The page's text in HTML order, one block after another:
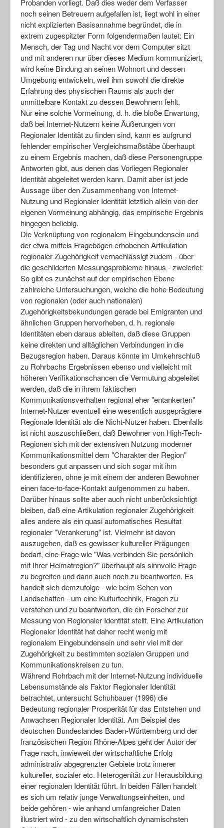
Probanden vorliegt. Daß dies weder dem Verfasser
noch seinen Betreuern aufgefallen ist, liegt wohl in einer
nicht explizierten Basisannahme begründet, die in
extrem zugespitzter Form folgendermaßen lautet: Ein
Mensch, der Tag und Nacht vor dem Computer sitzt
und mit anderen nur über dieses Medium kommuniziert,
wird keine Bindung an seinen Wohnort und dessen
Umgebung entwickeln, weil ihm sowohl die direkte
Erfahrung des physischen Raums als auch der
unmittelbare Kontakt zu dessen Bewohnern fehlt.
Nur eine solche Vormeinung, d. h. die bloße Erwartung,
daß bei Internet-Nutzern keine Äußerungen von
Regionaler Identität zu finden sind, kann es aufgrund
fehlender empirischer Vergleichsmaßstäbe überhaupt
zu einem Ergebnis machen, daß diese Personengruppe
Antworten gibt, aus denen das Vorliegen Regionaler
Identität abgeleitet werden kann. Damit aber ist jede
Aussage über den Zusammenhang von Internet-
Nutzung und Regionaler Identität letztlich allein von der
eigenen Vormeinung abhängig, das empirische Ergebnis
hingegen beliebig.
Die Verknüpfung von regionalem Eingebundensein und
der etwa mittels Fragebögen erhobenen Artikulation
regionaler Zugehörigkeit vernachlässigt zudem - über
die geschilderten Messungsprobleme hinaus - zweierlei:
So gibt es zunächst auf der empirischen Ebene
zahlreiche Untersuchungen, welche die hohe Bedeutung
von regionalen (oder auch nationalen)
Zugehörigkeitsbekundungen gerade bei Emigranten und
ähnlichen Gruppen hervorheben, d. h. regionale
Identitäten eben daraus ableiten, daß diese Gruppen
keine direkten und alltäglichen Verbindungen in die
Bezugsregion haben. Daraus könnte im Umkehrschluß
zu Rohrbachs Ergebnissen ebenso und vielleicht mit
höheren Verifikationschancen die Vermutung abgeleitet
werden, daß die in ihrem faktischen
Kommunikationsverhalten regional eher "entankerten"
Internet-Nutzer eventuell eine wesentlich ausgeprägtere
Regionale Identität als die Nicht-Nutzer haben. Ebenfalls
ist nicht auszuschließen, daß Bewohner von High-Tech-
Regionen sich mit der extensiven Nutzung moderner
Kommunikationsmittel dem "Charakter der Region"
besonders gut anpassen und sich sogar mit ihm
identifizieren, ohne je mit einem der anderen Bewohner
einen face-to-face-Kontakt aufgenommen zu haben.
Darüber hinaus sollte aber auch nicht unberücksichtigt
bleiben, daß eine Artikulation regionaler Zugehörigkeit
alles andere als ein quasi automatisches Resultat
regionaler "Verankerung" ist. Vielmehr ist davon
auszugehen, daß es gewisser kultureller Prägungen
bedarf, eine Frage wie "Was verbinden Sie persönlich
mit Ihrer Heimatregion?" überhaupt als sinnvolle Frage
zu begreifen und dann auch noch zu beantworten. Es
handelt sich demzufolge - wie beim Sehen von
Landschaften - um eine Kulturtechnik, Fragen zu
verstehen und zu beantworten, die ein Forscher zur
Messung von Regionaler Identität stellt. Eine Artikulation
Regionaler Identität hat daher recht wenig mit
regionalem Eingebundensein und sehr viel mit der
Zugehörigkeit zu bestimmten sozialen Gruppen und
Kommunikationskreisen zu tun.
Während Rohrbach mit der Internet-Nutzung individuelle
Lebensumstände als Faktor Regionaler Identität
betrachtet, untersucht Schuhbauer (1996) die
Bedeutung regionaler Prosperität für das Entstehen und
Anwachsen Regionaler Identität. Am Beispiel des
deutschen Bundeslandes Baden-Württemberg und der
französischen Region Rhône-Alpes geht der Autor der
Frage nach, inwieweit der wirtschaftliche Erfolg
administrativ abgegrenzter Gebiete trotz innerer
kultureller, sozialer etc. Heterogenität zur Herausbildung
einer regionalen Identität führt. In beiden Fällen handelt
es sich um relativ junge Verwaltungseinheiten, und
beide gehören - wie anhand umfangreicher Daten
illustriert wird - zu den wirtschaftlich dynamischsten